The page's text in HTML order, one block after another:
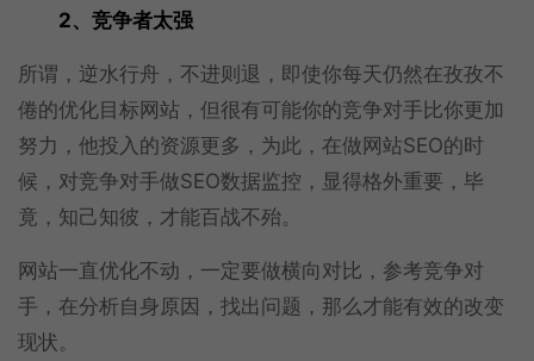
2、竞争者太强
所谓，逆水行舟，不进则退，即使你每天仍然在孜孜不
倦的优化目标网站，但很有可能你的竞争对手比你更加
努力，他投入的资源更多，为此，在做网站SEO的时
候，对竞争对手做SEO数据监控，显得格外重要，毕
竟，知己知彼，才能百战不殆。
网站一直优化不动，一定要做横向对比，参考竞争对
手，在分析自身原因，找出问题，那么才能有效的改变
现状。